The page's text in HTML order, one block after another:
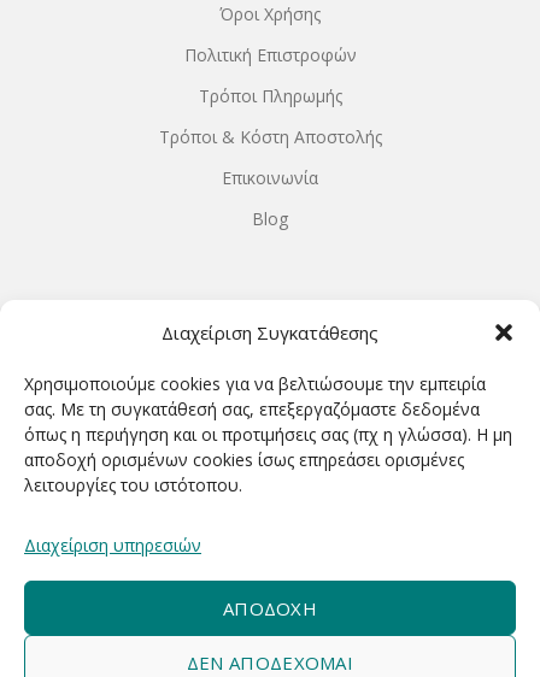
Διαχείριση Συγκατάθεσης
Χρησιμοποιούμε cookies για να βελτιώσουμε την εμπειρία
σας. Με τη συγκατάθεσή σας, επεξεργαζόμαστε δεδομένα
όπως η περιήγηση και οι προτιμήσεις σας (πχ η γλώσσα). Η μη
αποδοχή ορισμένων cookies ίσως επηρεάσει ορισμένες
λειτουργίες του ιστότοπου.
Διαχείριση υπηρεσιών
ΑΠΟΔΟΧΉ
ΔΕΝ ΑΠΟΔΈΧΟΜΑΙ
Όροι Χρήσης
Πολιτική Επιστροφών
Τρόποι Πληρωμής
Τρόποι & Κόστη Αποστολής
Επικοινωνία
Blog
ΤΡΙΤΗ-ΠΕΜΠΤΗ-ΠΑΡΑΣΚΕΥΗ 9.00-20.00
ΣΑΒΒΑΤΟ 9.00-15.00
ΕΓΓΡΑΦΕΊΤΕ ΓΙΑ ΝΑ ΛΑΜΒΆΝΕΤΕ ΠΡΏΤΟΙ NΈΑ &